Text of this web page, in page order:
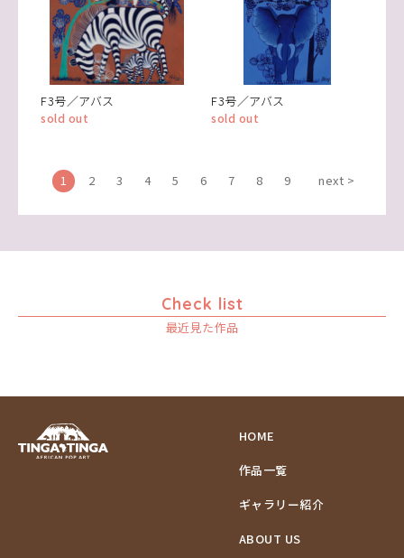
F3号／アバス
sold out
F3号／アバス
sold out
1 2 3 4 5 6 7 8 9 next >
Check list
最近見た作品
HOME
作品一覧
ギャラリー紹介
ABOUT US